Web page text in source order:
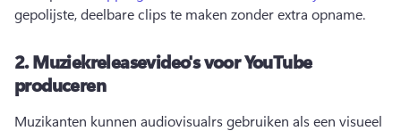
gepolijste, deelbare clips te maken zonder extra opname.
2.Muziekreleasevideo's voor YouTube
produceren
Muzikanten kunnen audiovisualrs gebruiken als een visueel